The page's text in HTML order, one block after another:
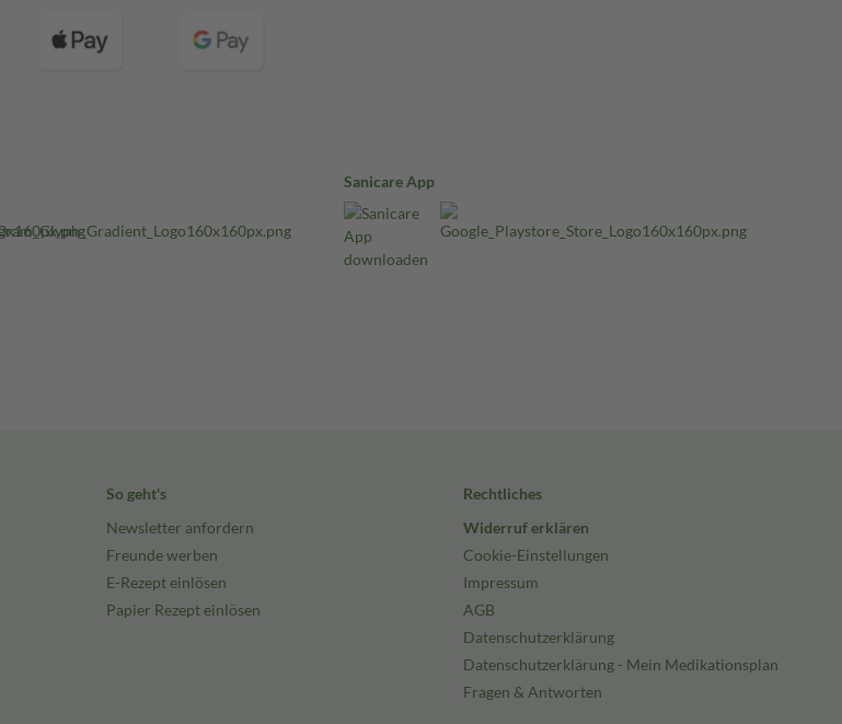
Sanicare App
So geht's
Newsletter anfordern
Freunde werben
E-Rezept einlösen
Papier Rezept einlösen
Rechtliches
Widerruf erklären
Cookie-Einstellungen
Impressum
AGB
Datenschutzerklärung
Datenschutzerklärung - Mein Medikationsplan
Fragen & Antworten